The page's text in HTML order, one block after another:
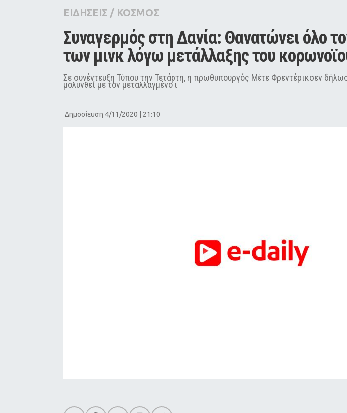
Pop Culture
Agenda
ΕΙΔΗΣΕΙΣ / ΚΟΣΜΟΣ
Συναγερμός στη Δανία: Θανατώνει όλο
των μινκ λόγω μετάλλαξης του
Σε συνέντευξη Τύπου την Τετάρτη, η πρωθυπουργός Μέτε Φρεντέρικσεν
μολυνθεί με τον μεταλλαγμένο ι
Δημοσίευση 4/11/2020 | 21:10